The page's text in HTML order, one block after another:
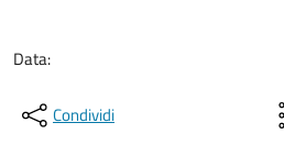
Data:
Condividi